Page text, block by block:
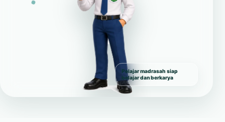
Pelajar madrasah siap
belajar dan berkarya